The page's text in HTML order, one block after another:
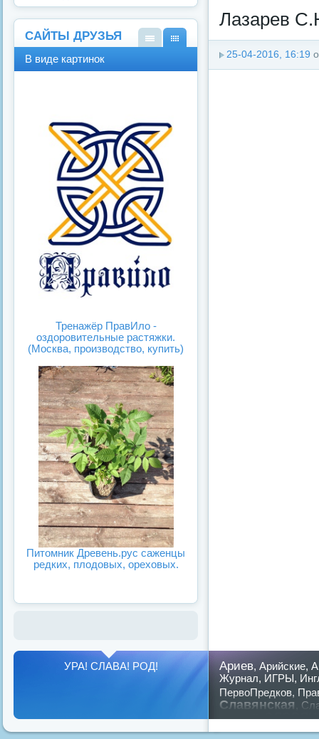
Лазарев
25-04-2016, 16:19
САЙТЫ ДРУЗЬЯ
В виде картинок
Тренажёр ПравИло -
оздоровительные растяжки.
(Москва, производство, купить)
Питомник Древень.рус саженцы
редких, плодовых, ореховых.
Ариев, Арийские,
Журнал, ИГРЫ,
ПервоПредков,
Славянская
русский,славян
УРА! СЛАВА! РОД!